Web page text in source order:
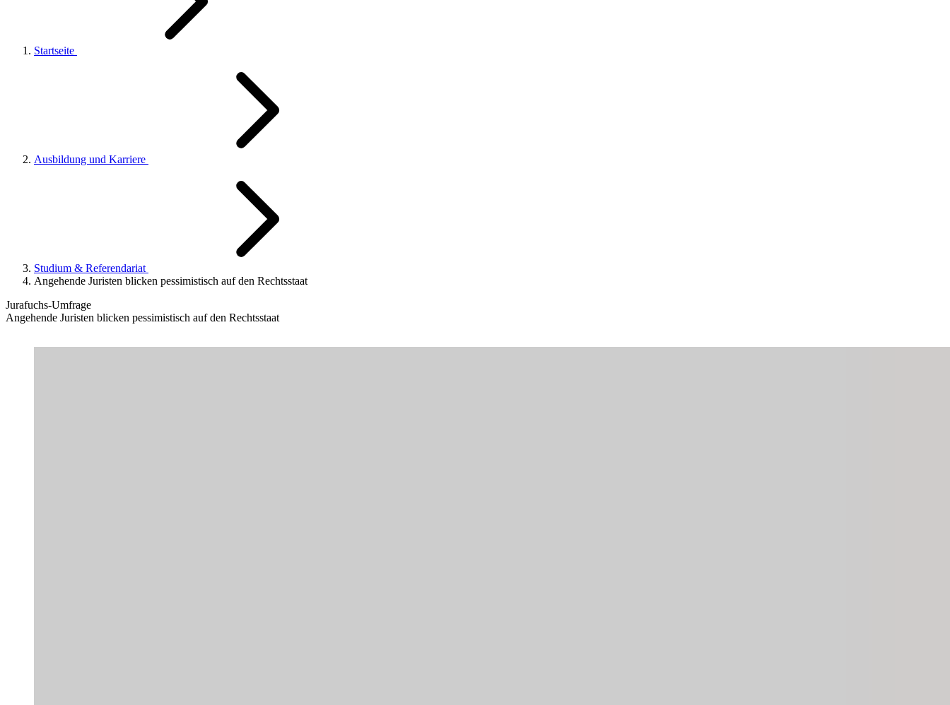
Startseite
Ausbildung und Karriere
Studium & Referendariat
Angehende Juristen blicken pessimistisch auf den Rechtsstaat
Jurafuchs-Umfrage
Angehende Juristen blicken pessimistisch auf den Rechtsstaat